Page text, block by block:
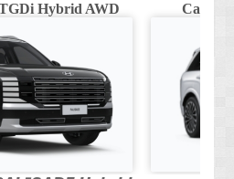
Hybrid AWD